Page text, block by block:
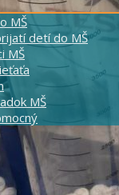
MŠ
detí do MŠ
MŠ
MŠ